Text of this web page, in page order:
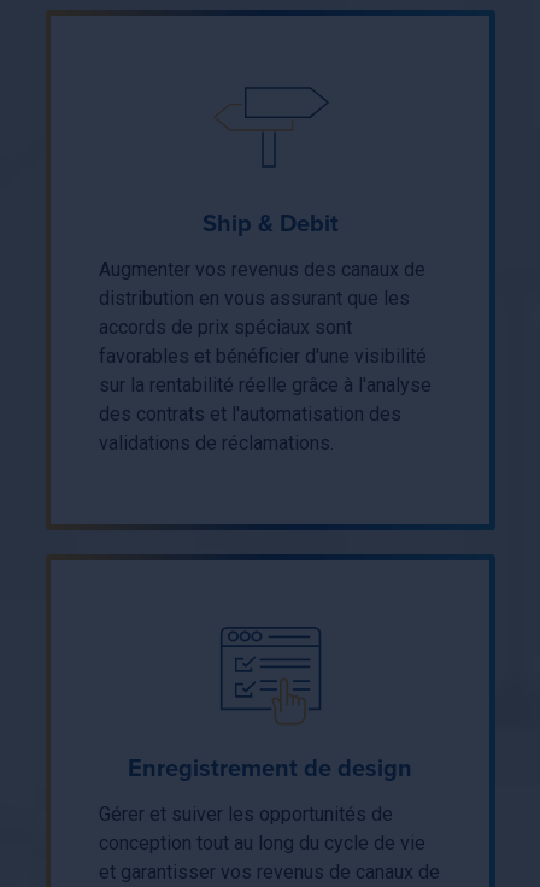
Ship & Debit
Augmenter vos revenus des canaux de
distribution en vous assurant que les
accords de prix spéciaux sont
favorables et bénéficier d'une visibilité
sur la rentabilité réelle grâce à l'analyse
des contrats et l'automatisation des
validations de réclamations.
Enregistrement de design
Gérer et suiver les opportunités de
conception tout au long du cycle de vie
et garantisser vos revenus de canaux de